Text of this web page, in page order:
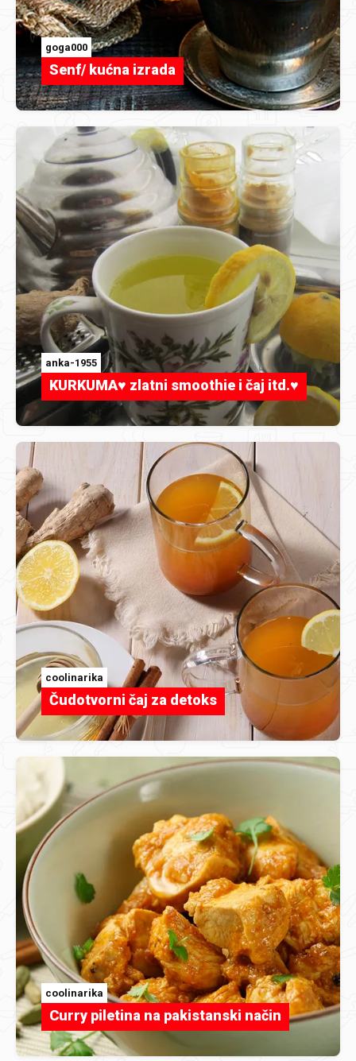
goga000
Senf/ kućna izrada
anka-1955
KURKUMA♥ zlatni smoothie i čaj itd.♥
coolinarika
Čudotvorni čaj za detoks
coolinarika
Curry piletina na pakistanski način